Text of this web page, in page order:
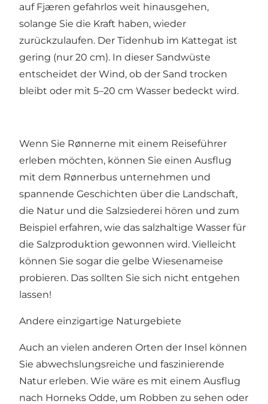
auf Fjæren gefahrlos weit hinausgehen,
solange Sie die Kraft haben, wieder
zurückzulaufen. Der Tidenhub im Kattegat ist
gering (nur 20 cm). In dieser Sandwüste
entscheidet der Wind, ob der Sand trocken
bleibt oder mit 5–20 cm Wasser bedeckt wird.
Wenn Sie Rønnerne mit einem Reiseführer
erleben möchten, können Sie einen Ausflug
mit dem Rønnerbus unternehmen und
spannende Geschichten über die Landschaft,
die Natur und die Salzsiederei hören und zum
Beispiel erfahren, wie das salzhaltige Wasser für
die Salzproduktion gewonnen wird. Vielleicht
können Sie sogar die gelbe Wiesenameise
probieren. Das sollten Sie sich nicht entgehen
lassen!
Andere einzigartige Naturgebiete
Auch an vielen anderen Orten der Insel können
Sie abwechslungsreiche und faszinierende
Natur erleben. Wie wäre es mit einem Ausflug
nach Horneks Odde, um Robben zu sehen oder